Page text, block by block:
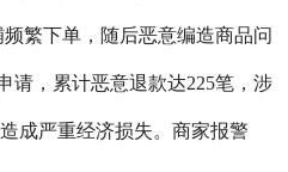
繁下单，随后恶意编造商品问
请，累计恶意退款达225笔，涉
成严重经济损失。商家报警